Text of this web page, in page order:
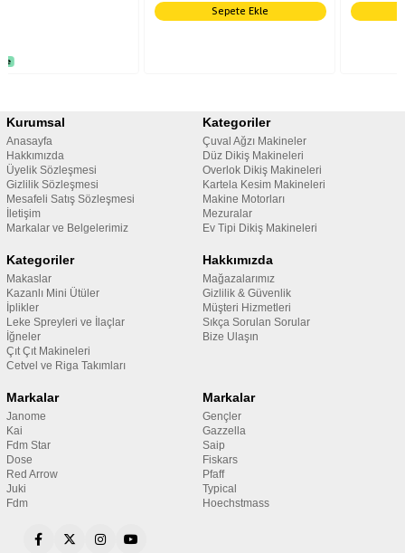
Sepete Ekle Sepete Ekle
Kurumsal
Anasayfa
Hakkımızda
Üyelik Sözleşmesi
Gizlilik Sözleşmesi
Mesafeli Satış Sözleşmesi
İletişim
Markalar ve Belgelerimiz
Kategoriler
Çuval Ağzı Makineler
Düz Dikiş Makineleri
Overlok Dikiş Makineleri
Kartela Kesim Makineleri
Makine Motorları
Mezuralar
Ev Tipi Dikiş Makineleri
Kategoriler
Makaslar
Kazanlı Mini Ütüler
İplikler
Leke Spreyleri ve İlaçlar
İğneler
Çıt Çıt Makineleri
Cetvel ve Riga Takımları
Hakkımızda
Mağazalarımız
Gizlilik & Güvenlik
Müşteri Hizmetleri
Sıkça Sorulan Sorular
Bize Ulaşın
Markalar
Janome
Kai
Fdm Star
Dose
Red Arrow
Juki
Fdm
Markalar
Gençler
Gazzella
Saip
Fiskars
Pfaff
Typical
Hoechstmass